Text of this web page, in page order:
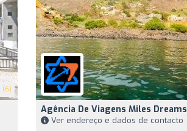
(6)
Agência De Viagens Miles Dreams
Ver endereço e dados de contacto